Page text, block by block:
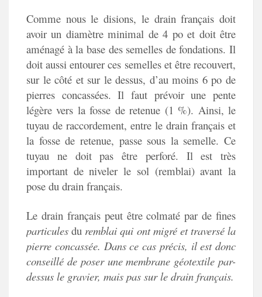
Comme nous le disions, le drain français doit
avoir un diamètre minimal de 4 po et doit être
aménagé à la base des semelles de fondations. Il
doit aussi entourer ces semelles et être recouvert,
sur le côté et sur le dessus, d’au moins 6 po de
pierres concassées. Il faut prévoir une pente
légère vers la fosse de retenue (1 %). Ainsi, le
tuyau de raccordement, entre le drain français et
la fosse de retenue, passe sous la semelle. Ce
tuyau ne doit pas être perforé. Il est très
important de niveler le sol (remblai) avant la
pose du drain français.
Le drain français peut être colmaté par de fines
particules du remblai qui ont migré et traversé la
pierre concassée. Dans ce cas précis, il est donc
conseillé de poser une membrane géotextile par-
dessus le gravier, mais pas sur le drain français.